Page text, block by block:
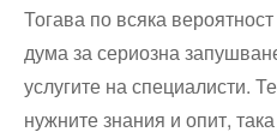
Тогава по всяка
дума за сериозна
услугите на специалисти.
нужните знания и опит,